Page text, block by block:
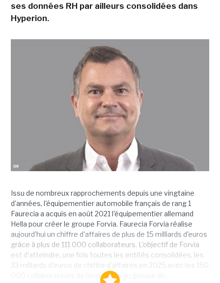
ses données RH par ailleurs consolidées dans
Hyperion.
Issu de nombreux rapprochements depuis une vingtaine
d'années, l'équipementier automobile français de rang 1
Faurecia a acquis en août 2021 l'équipementier allemand
Hella pour créer le groupe Forvia. Faurecia Forvia réalise
aujourd'hui un chiffre d'affaires de plus de 15 milliards d'euros
grâce à plus de 111 000 collaborateurs. L'objectif de Forvia
est d'atteindre, une fois toutes les entités consolidées, les
33 milliards d'euros de chiffre d'affaires en 2025 avec les 150
000 collaborateurs de l'ensemble du groupe de...